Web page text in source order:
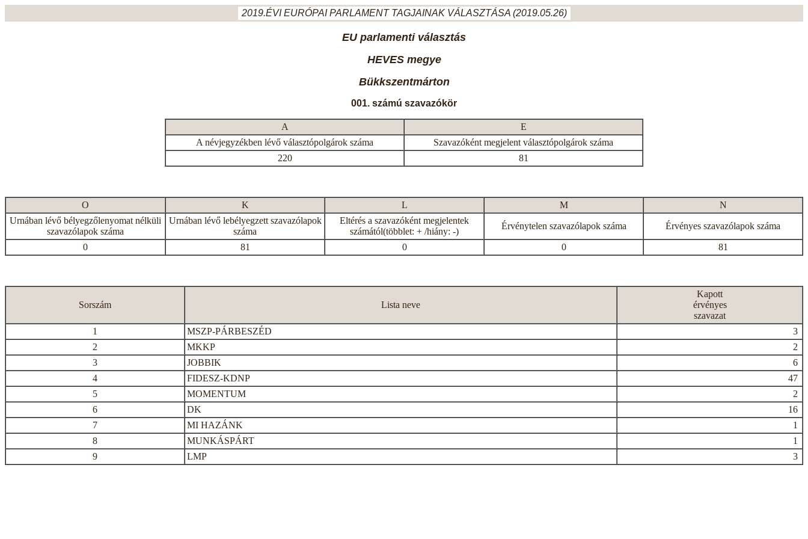
2019.ÉVI EURÓPAI PARLAMENT TAGJAINAK VÁLASZTÁSA (2019.05.26)
EU parlamenti választás
HEVES megye
Bükkszentmárton
001. számú szavazókör
A
E
A névjegyzékben lévő választópolgárok száma
Szavazóként megjelent választópolgárok száma
220
81
O K L M
N
Urnában lévő bélyegzőlenyomat nélküli
szavazólapok száma
Urnában lévő lebélyegzett szavazólapok
száma
Eltérés a szavazóként megjelentek
számától(többlet: + /hiány: -)
Érvénytelen szavazólapok száma Érvényes szavazólapok száma
0 81 0 0 81
Sorszám Lista neve
Kapott
érvényes
szavazat
1
MSZP-PÁRBESZÉD
3
2
MKKP
2
3
JOBBIK
6
4
FIDESZ-KDNP
47
5
MOMENTUM
2
6
DK
16
7
MI HAZÁNK
1
8
MUNKÁSPÁRT
1
9
LMP 3